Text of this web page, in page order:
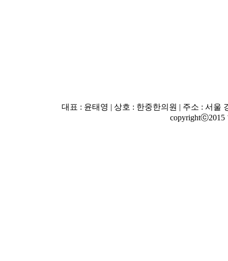
대표 : 윤태영 | 상호 : 한중한의원 | 주소 : 서울
copyrightⓒ2015